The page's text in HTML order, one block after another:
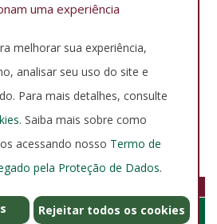
POLÍTICA DE PRIVACIDADE
uma experiência
melhorar sua experiência,
analisar seu uso do site e
Para mais detalhes, consulte
. Saiba mais sobre como
acessando nosso Termo de
pela Proteção de Dados.
Rejeitar todos os cookies